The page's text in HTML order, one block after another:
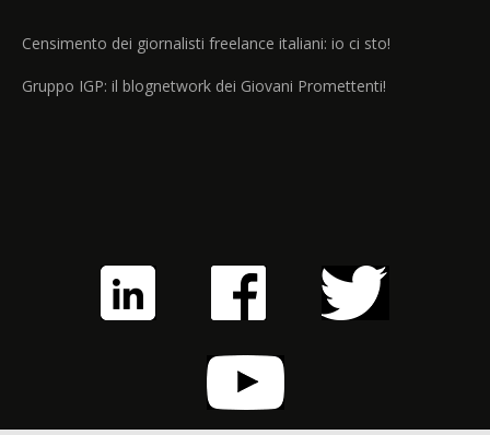
Censimento dei giornalisti freelance italiani: io ci sto!
Gruppo IGP: il blognetwork dei Giovani Promettenti!